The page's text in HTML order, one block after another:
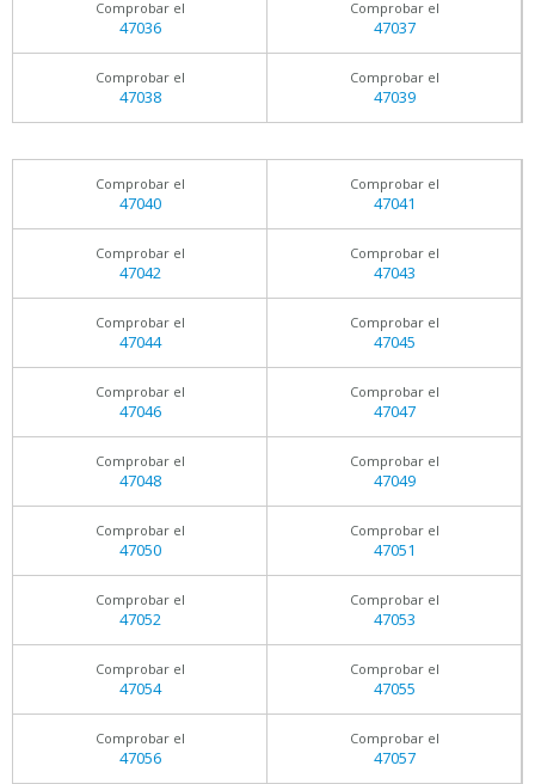
Comprobar el
47036
Comprobar el
47037
Comprobar el
47038
Comprobar el
47039
Comprobar el
47040
Comprobar el
47041
Comprobar el
47042
Comprobar el
47043
Comprobar el
47044
Comprobar el
47045
Comprobar el
47046
Comprobar el
47047
Comprobar el
47048
Comprobar el
47049
Comprobar el
47050
Comprobar el
47051
Comprobar el
47052
Comprobar el
47053
Comprobar el
47054
Comprobar el
47055
Comprobar el
47056
Comprobar el
47057